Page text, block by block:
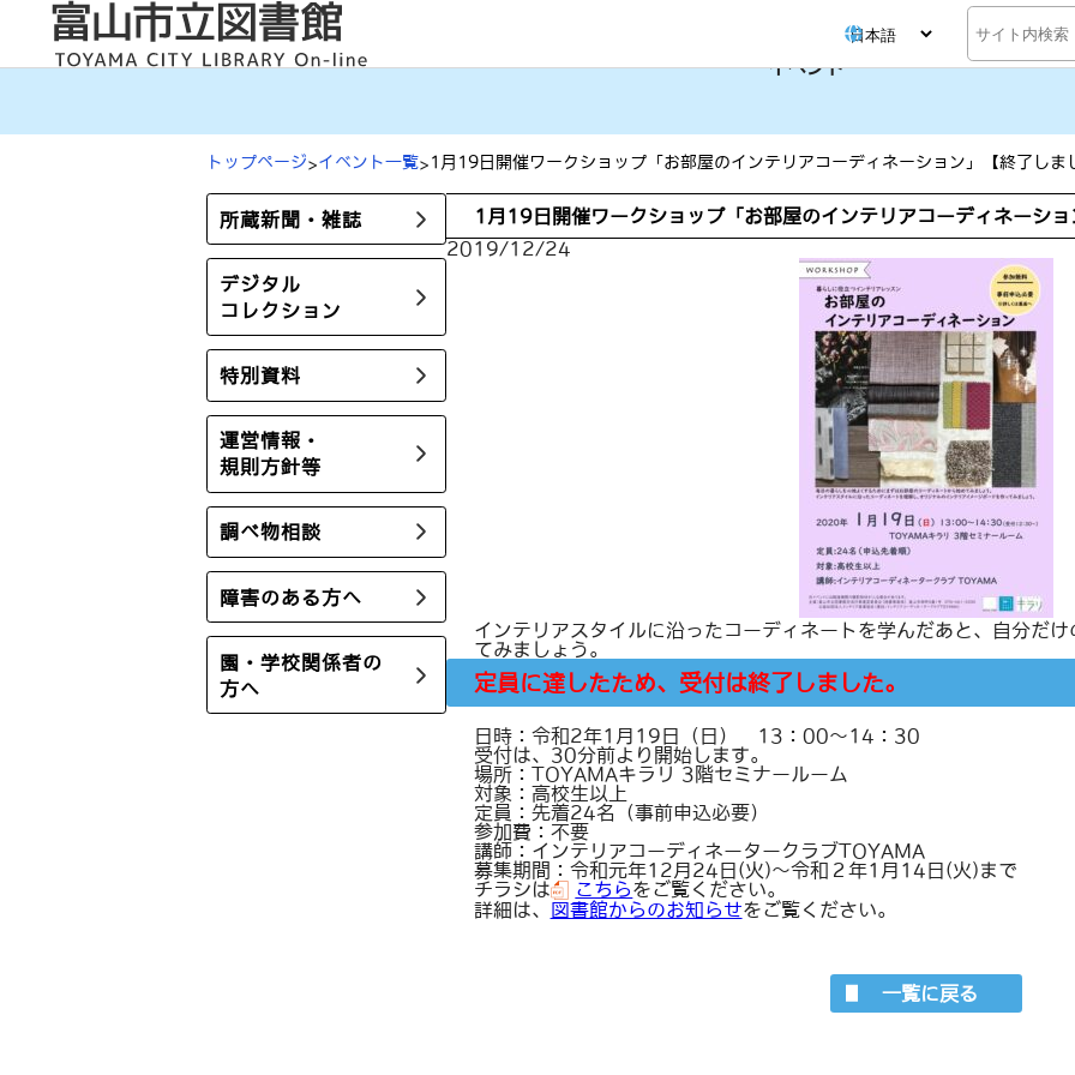
ス
検
索
イベント
トップページ イベント一覧 1月19日開催ワークショップ「お部屋のインテリアコーディネーション」【終了しま
所蔵新聞・雑誌
デジタル
コレクション
特別資料
運営情報・
規則方針等
調べ物相談
障害のある方へ
園・学校関係者の
方へ
1月19日開催ワークショップ「お部屋のインテリアコーディネーショ
2019/12/24
インテリアスタイルに沿ったコーディネートを学んだあと、自分だ
てみましょう。
定員に達したため、受付は終了しました。
日時：令和2年1月19日（日） 13：00～14：30
受付は、30分前より開始します。
場所：TOYAMAキラリ 3階セミナールーム
対象：高校生以上
定員：先着24名（事前申込必要）
参加費：不要
講師：インテリアコーディネータークラブTOYAMA
募集期間：令和元年12月24日(火)～令和２年1月14日(火)まで
チラシは
こちらをご覧ください。
詳細は、
図書館からのお知らせをご覧ください。
一覧に戻る